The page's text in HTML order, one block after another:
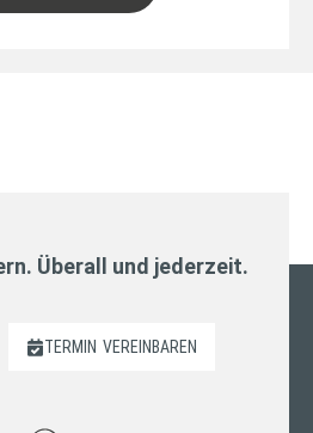
Überall und jederzeit.
TERMIN VEREINBAREN